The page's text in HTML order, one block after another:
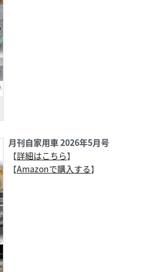
月刊自家用車 2026年5月号
【詳細はこちら】
【Amazonで購入する】